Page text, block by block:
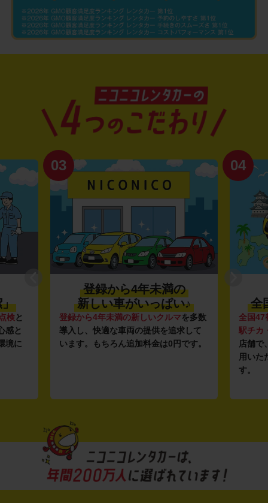
」
検と
感と
境に
03
登録から4年未満の
新しい車がいっぱい♪
登録から4年未満の新しいクルマを多数
導入し、快適な車両の提供を追求して
います。もちろん追加料金は0円です。
04
全
全国47
駅チカ
店舗で
用いた
す。